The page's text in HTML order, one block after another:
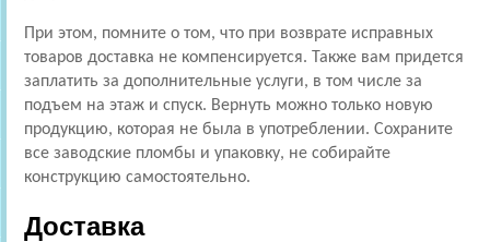
При этом, помните о том, что при возврате исправных
товаров доставка не компенсируется. Также вам придется
заплатить за дополнительные услуги, в том числе за
подъем на этаж и спуск. Вернуть можно только новую
продукцию, которая не была в употреблении. Сохраните
все заводские пломбы и упаковку, не собирайте
конструкцию самостоятельно.
Доставка